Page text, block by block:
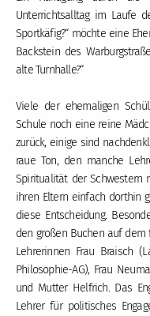
Unterrichtsalltag im Laufe
Sportkäfig?“ möchte eine
Backstein des
alte Turnhalle?“
Viele der ehemaligen
Schule noch eine reine
zurück, einige sind
raue Ton, den manche
Spiritualität der Schwestern
ihren Eltern einfach dorthin
diese Entscheidung.
den großen Buchen auf
Lehrerinnen Frau Braisch
Philosophie-AG), Frau
und Mutter Helfrich. Das
Lehrer für politisches